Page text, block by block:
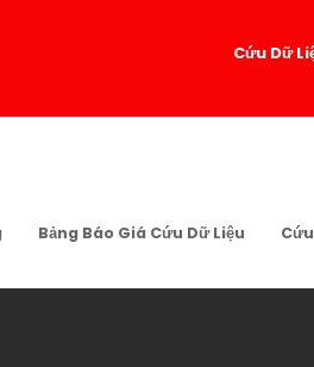
Cứu Dữ
Bảng Báo Giá Cứu Dữ Liệu